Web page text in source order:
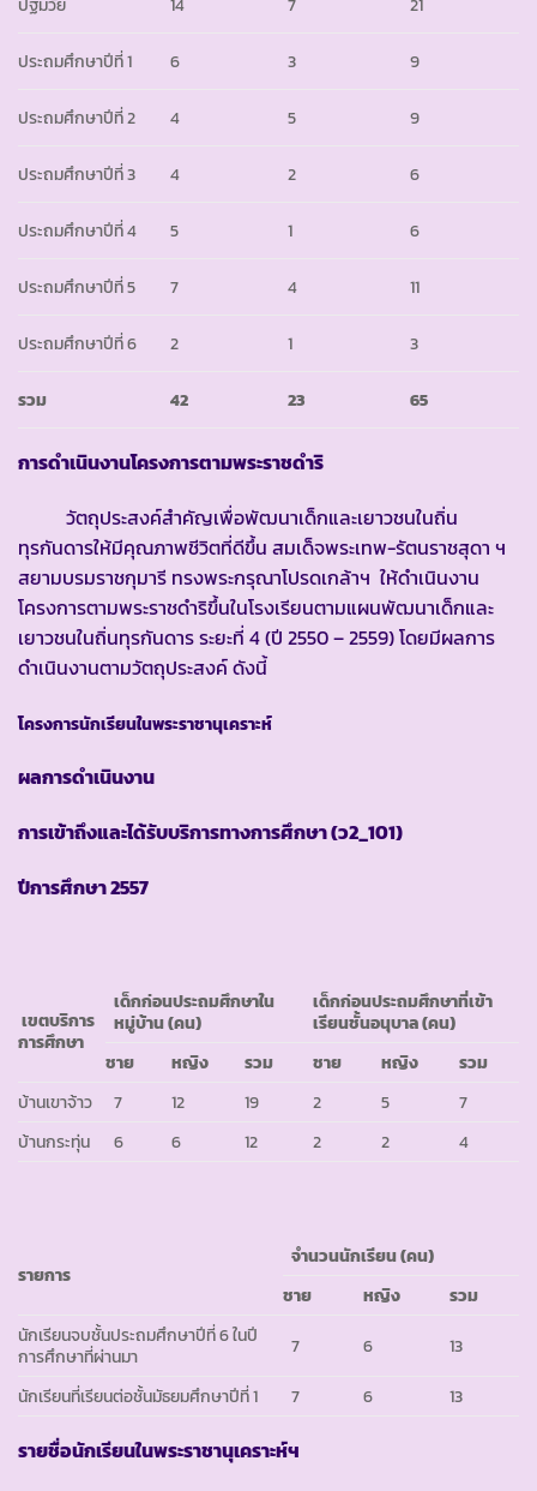
ประถมศึกษาปีที่ 1 6 3 9
ประถมศึกษาปีที่ 2 4 5 9
ประถมศึกษาปีที่ 3 4 2 6
ประถมศึกษาปีที่ 4 5 1 6
ประถมศึกษาปีที่ 5 7 4 11
ประถมศึกษาปีที่ 6 2 1 3
รวม 42 23 65
การดำเนินงานโครงการตามพระราชดำริ
วัตถุประสงค์สำคัญเพื่อพัฒนาเด็กและเยาวชนในถิ่น
ทุรกันดารให้มีคุณภาพชีวิตที่ดีขึ้น สมเด็จพระเทพ-รัตนราชสุดา ฯ
สยามบรมราชกุมารี ทรงพระกรุณาโปรดเกล้าฯ ให้ดำเนินงาน
โครงการตามพระราชดำริขึ้นในโรงเรียนตามแผนพัฒนาเด็กและ
เยาวชนในถิ่นทุรกันดาร ระยะที่ 4 (ปี 2550 – 2559) โดยมีผลการ
ดำเนินงานตามวัตถุประสงค์ ดังนี้
โครงการนักเรียนในพระราชานุเคราะห์
ผลการดำเนินงาน
การเข้าถึงและได้รับบริการทางการศึกษา(ว2_101)
ปีการศึกษา2557
เขตบริการ
การศึกษา
เด็กก่อนประถมศึกษาใน
หมู่บ้าน(คน)
เด็กก่อนประถมศึกษาที่เข้า
เรียนชั้นอนุบาล(คน)
ชาย
หญิง รวม ชาย หญิง
รวม
บ้านเขาจ้าว
7 12 19 2 5
7
บ้านกระทุ่น
6 6 12 2 2 4
รายการ
จำนวนนักเรียน(คน)
ชาย
หญิง
รวม
นักเรียนจบชั้นประถมศึกษาปีที่ 6 ในปี
การศึกษาที่ผ่านมา
7 6
13
นักเรียนที่เรียนต่อชั้นมัธยมศึกษาปีที่ 1
7 6 13
รายชื่อนักเรียนในพระราชานุเคราะห์ฯ